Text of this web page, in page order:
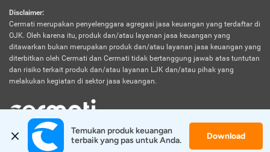
Disclaimer:
Cermati merupakan penyelenggara agregasi jasa keuangan yang terdaftar di
OJK. Oleh karena itu, produk dan/atau layanan jasa keuangan yang
ditawarkan bukan merupakan produk dan/atau layanan jasa keuangan yang
diterbitkan oleh Cermati dan Cermati tidak bertanggung jawab atas tuntutan
dan risiko terkait produk dan/atau layanan LJK dan/atau pihak yang
melakukan kegiatan di sektor jasa keuangan.
© 2026 Cermati. All Rights Reserved.
Temukan produk keuangan
terbaik yang pas untuk Anda.
Download